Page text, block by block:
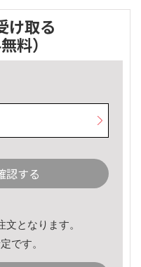
け取る
料）
認する
となります。
です。